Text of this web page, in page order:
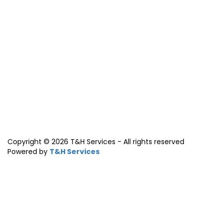
Copyright © 2026 T&H Services - All rights reserved
Powered by T&H Services